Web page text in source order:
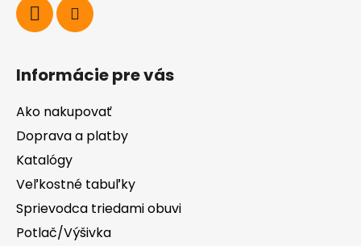
Informácie pre vás
Ako nakupovať
Doprava a platby
Katalógy
Veľkostné tabuľky
Sprievodca triedami obuvi
Potlač/Výšivka